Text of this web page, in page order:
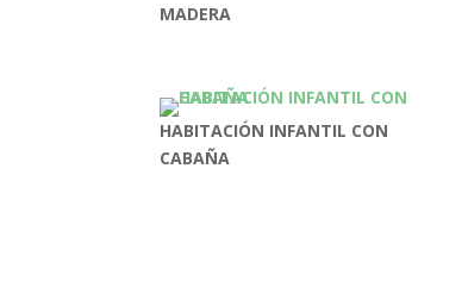
MADERA
HABITACIÓN INFANTIL CON
CABAÑA